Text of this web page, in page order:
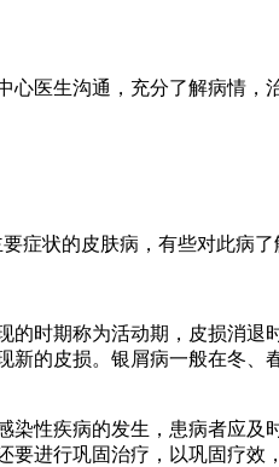
心医生沟通，充分了解病情，
症状的皮肤病，有些对此病
的时期称为活动期，皮损消
新的皮损。银屑病一般在冬
染性疾病的发生，患病者应
进行巩固治疗，以巩固疗效